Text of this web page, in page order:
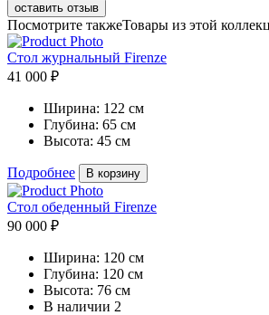
оставить отзыв
Посмотрите такжеТовары из этой
Стол журнальный Firenze
41 000 ₽
Ширина: 122 см
Глубина: 65 см
Высота: 45 см
Подробнее В корзину
Стол обеденный Firenze
90 000 ₽
Ширина: 120 см
Глубина: 120 см
Высота: 76 см
В наличии 2